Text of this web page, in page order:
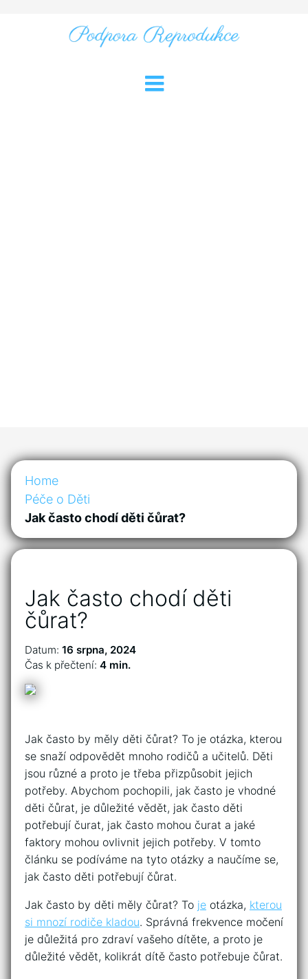
Home
Péče o Děti
Jak často chodí děti čůrat?
Jak často chodí děti
čůrat?
Datum: 16 srpna, 2024
Čas k přečtení: 4 min.
Jak často by měly děti čůrat? To je otázka, kterou
se snaží odpovědět mnoho rodičů a učitelů. Děti
jsou různé a proto je třeba přizpůsobit jejich
potřeby. Abychom pochopili, jak často je vhodné
děti čůrat, je důležité vědět, jak často děti
potřebují čurat, jak často mohou čurat a jaké
faktory mohou ovlivnit jejich potřeby. V tomto
článku se podíváme na tyto otázky a naučíme se,
jak často děti potřebují čůrat.
Jak často by děti měly čůrat? To je otázka, kterou
si mnozí rodiče kladou. Správná frekvence močení
je důležitá pro zdraví vašeho dítěte, a proto je
důležité vědět, kolikrát dítě často potřebuje čůrat.